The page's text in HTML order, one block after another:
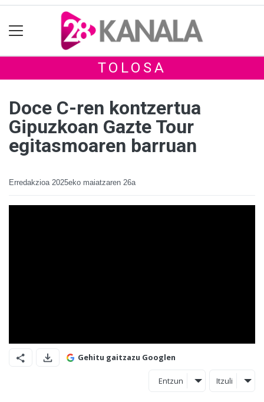
TOLOSA
Doce C-ren kontzertua
Gipuzkoan Gazte Tour
egitasmoaren barruan
Erredakzioa 2025eko maiatzaren 26a
Gehitu gaitzazu Googlen
Entzun Itzuli